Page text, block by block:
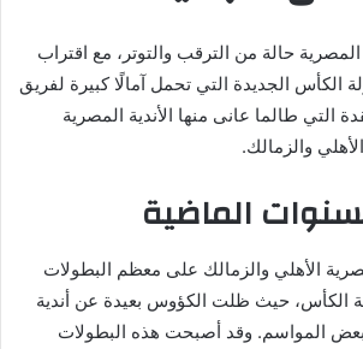
حالة من الترقب والتوتر، مع اقتراب
الكأس الجديدة التي تحمل آمالًا كبيرة لفريق
التي طالما عانى منها الأندية المصرية
والزمالك.
الماضية
الأهلي والزمالك على معظم البطولات
الكأس، حيث ظلت الكؤوس بعيدة عن أندية
المواسم. وقد أصبحت هذه البطولات